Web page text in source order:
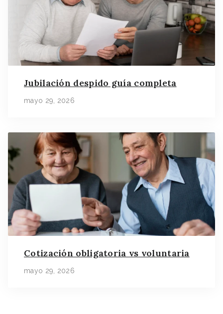
Jubilación despido guía completa
mayo 29, 2026
Cotización obligatoria vs voluntaria
mayo 29, 2026